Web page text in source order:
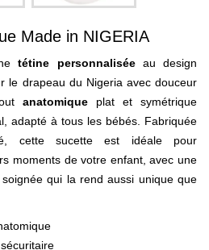
Made in NIGERIA
tétine personnaliséeau design
le drapeau du Nigeria avec douceur
anatomique plat et symétrique
adapté à tous les bébés. Fabriquée
cette sucette est idéale pour
moments de votre enfant, avec une
qui la rend aussi unique que